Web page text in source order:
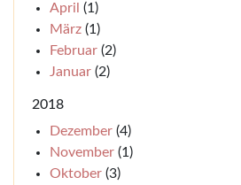
April (1)
März (1)
Februar (2)
Januar (2)
2018
Dezember (4)
November (1)
Oktober (3)